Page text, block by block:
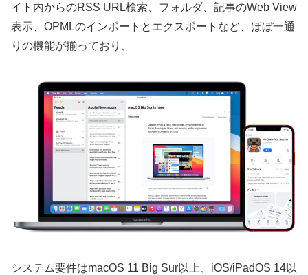
イト内からのRSS URL検索、フォルダ、記事のWeb View
表示、OPMLのインポートとエクスポートなど、ほぼ一通
りの機能が揃っており、
システム要件はmacOS 11 Big Sur以上、iOS/iPadOS 14以